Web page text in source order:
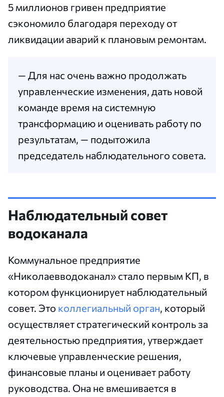
5 миллионов гривен предприятие
сэкономило благодаря переходу от
ликвидации аварий к плановым ремонтам.
— Для нас очень важно продолжать
управленческие изменения, дать новой
команде время на системную
трансформацию и оценивать работу по
результатам, — подытожила
председатель наблюдательного совета.
Наблюдательный совет
водоканала
Коммунальное предприятие
«Николаевводоканал» стало первым КП, в
котором функционирует наблюдательный
совет. Это коллегиальный орган, который
осуществляет стратегический контроль за
деятельностью предприятия, утверждает
ключевые управленческие решения,
финансовые планы и оценивает работу
руководства. Она не вмешивается в